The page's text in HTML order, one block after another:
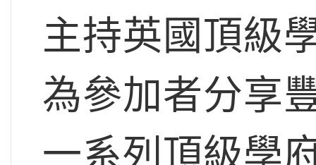
主持英國頂級
為參加者分享
一系列頂級學